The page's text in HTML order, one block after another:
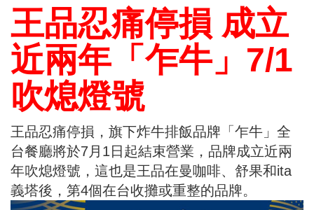
王品忍痛停損 成立
近兩年「乍牛」7/1
吹熄燈號
王品忍痛停損，旗下炸牛排飯品牌「乍牛」全
台餐廳將於7月1日起結束營業，品牌成立近兩
年吹熄燈號，這也是王品在曼咖啡、舒果和ita
義塔後，第4個在台收攤或重整的品牌。